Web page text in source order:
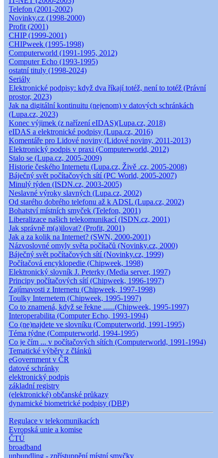
Telefon (2001-2002)
Novinky.cz (1998-2000)
Profit (2001)
CHIP (1999-2001)
CHIPweek (1995-1998)
Computerworld (1991-1995, 2012)
Computer Echo (1993-1995)
ostatní tituly (1998-2024)
Seriály
Elektronické podpisy: když dva říkají totéž, není to totéž (Právní
prostor, 2023)
Jak na digitální kontinuitu (nejenom) v datových schránkách
(Lupa.cz, 2023)
Konec výjimek (z nařízení eIDAS)(Lupa.cz, 2018)
eIDAS a elektronické podpisy (Lupa.cz, 2016)
Komentáře pro Lidové noviny (Lidové noviny, 2011-2013)
Elektronický podpis v praxi (Computerworld, 2012)
Stalo se (Lupa.cz, 2005-2009)
Historie českého Internetu (Lupa.cz, Živě .cz, 2005-2008)
Báječný svět počítačových sítí (PC World, 2005-2007)
Minulý týden (ISDN.cz, 2003-2005)
Neslavné výroky slavných (Lupa.cz, 2002)
Od starého dobrého telefonu až k ADSL (Lupa.cz, 2002)
Bohatství místních smyček (Telefon, 2001)
Liberalizace našich telekomunikací (ISDN.cz, 2001)
Jak správně m(a)ilovat? (Profit, 2001)
Jak a za kolik na Internet? (SWN, 2000-2001)
Názvoslovné omyly světa počítačů (Novinky.cz, 2000)
Báječný svět počítačových sítí (Novinky.cz, 1999)
Počítačová encyklopedie (Chipweek, 1998)
Elektronický slovník J. Peterky (Media server, 1997)
Principy počítačových sítí (Chipweek, 1996-1997)
Zajímavosti z Internetu (Chipweek, 1997-1998)
Toulky Internetem (Chipweek, 1995-1997)
Co to znamená, když se řekne ......(Chipweek, 1995-1997)
Interoperabilita (Computer Echo, 1993-1994)
Co (ne)najdete ve slovníku (Computerworld, 1991-1995)
Téma týdne (Computerworld, 1994-1995)
Co je čím ... v počítačových sítích (Computerworld, 1991-1994)
Tematické výběry z článků
eGovernment v ČR
datové schránky
elektronický podpis
základní registry
(elektronické) občanské průkazy
dynamické biometrické podpisy (DBP)
Regulace v telekomunikacích
Evropská unie a komise
ČTÚ
broadband
unbundling - zpřístupnění místní smyčky